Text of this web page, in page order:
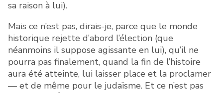
sa raison à lui).
Mais ce n’est pas, dirais-je, parce que le monde
historique rejette d’abord l’élection (que
néanmoins il suppose agissante en lui), qu’il ne
pourra pas finalement, quand la fin de l’histoire
aura été atteinte, lui laisser place et la proclamer
— et de même pour le judaïsme. Et ce n’est pas